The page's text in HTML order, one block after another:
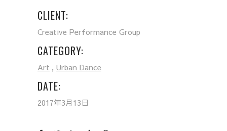
CLIENT:
Creative Performance Group
CATEGORY:
Art Urban Dance
DATE:
2017年3月13日